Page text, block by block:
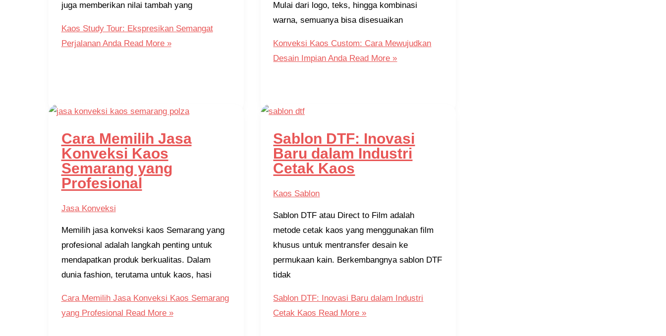
juga memberikan nilai tambah yang
Kaos Study Tour: Ekspresikan Semangat
Perjalanan AndaRead More »
Mulai dari logo, teks, hingga kombinasi
warna, semuanya bisa disesuaikan
Konveksi Kaos Custom: Cara Mewujudkan
Desain Impian AndaRead More »
Cara Memilih Jasa
Konveksi Kaos
Semarang yang
Profesional
Jasa Konveksi
Memilih jasa konveksi kaos Semarang yang
profesional adalah langkah penting untuk
mendapatkan produk berkualitas. Dalam
dunia fashion, terutama untuk kaos, hasi
Cara Memilih Jasa Konveksi Kaos Semarang
yang Profesional Read More »
Sablon DTF: Inovasi
Baru dalam Industri
Cetak Kaos
Kaos Sablon
Sablon DTF atau Direct to Film adalah
metode cetak kaos yang menggunakan film
khusus untuk mentransfer desain ke
permukaan kain. Berkembangnya sablon DTF
tidak
Sablon DTF: Inovasi Baru dalam Industri
Cetak Kaos Read More »